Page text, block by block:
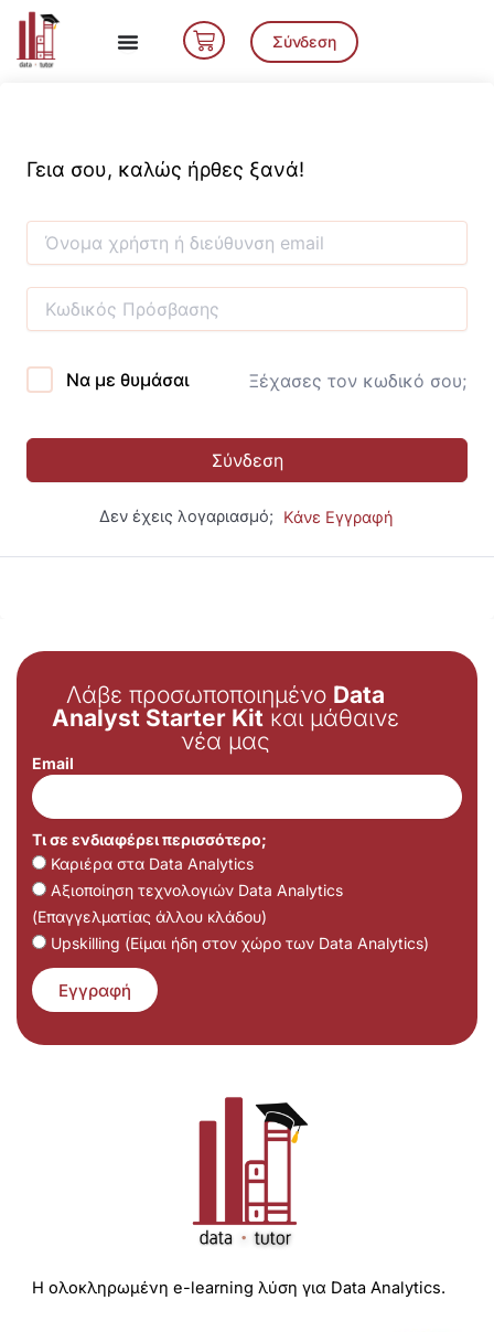
Μετάβαση
περιεχόμενο
Cart Σύνδεση
Γεια σου, καλώς ήρθες ξανά!
Να με θυμάσαι Ξέχασες τον κωδικό σου;
Σύνδεση
Δεν έχεις λογαριασμό; Κάνε Εγγραφή
Λάβε προσωποποιημένο Data
Analyst Starter Kit και μάθαινε
νέα μας
Email
Τι σε ενδιαφέρει περισσότερο;
Καριέρα στα Data Analytics
Αξιοποίηση τεχνολογιών Data Analytics
(Επαγγελματίας άλλου κλάδου)
Upskilling (Είμαι ήδη στον χώρο των Data Analytics)
Εγγραφή
Η ολοκληρωμένη e-learning λύση για Data Analytics.